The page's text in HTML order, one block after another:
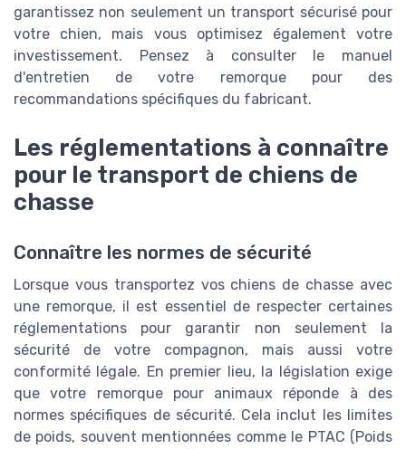
garantissez non seulement un transport sécurisé pour
votre chien, mais vous optimisez également votre
investissement. Pensez à consulter le manuel
d'entretien de votre remorque pour des
recommandations spécifiques du fabricant.
Les réglementations à connaître
pour le transport de chiens de
chasse
Connaître les normes de sécurité
Lorsque vous transportez vos chiens de chasse avec
une remorque, il est essentiel de respecter certaines
réglementations pour garantir non seulement la
sécurité de votre compagnon, mais aussi votre
conformité légale. En premier lieu, la législation exige
que votre remorque pour animaux réponde à des
normes spécifiques de sécurité. Cela inclut les limites
de poids, souvent mentionnées comme le PTAC (Poids